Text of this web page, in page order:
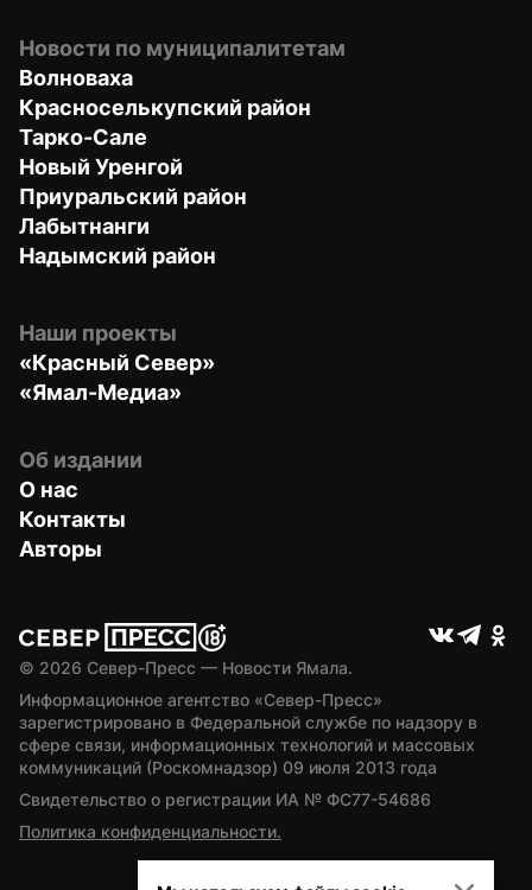
Новости по муниципалитетам
Волноваха
Красноселькупский район
Тарко-Сале
Новый Уренгой
Приуральский район
Лабытнанги
Надымский район
Наши проекты
«Красный Север»
«Ямал-Медиа»
Об издании
О нас
Контакты
Авторы
© 2026 Север-Пресс — Новости Ямала.
Информационное агентство «Север-Пресс»
зарегистрировано в Федеральной службе по надзору в
сфере связи, информационных технологий и массовых
коммуникаций (Роскомнадзор) 09 июля 2013 года
Свидетельство о регистрации ИА № ФС77-54686
Политика конфиденциальности.